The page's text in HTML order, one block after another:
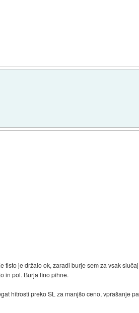
tisto je držalo ok, zaradi burje sem za vsak slučaj
in pol. Burja fino pihne.
hitrosti preko SL za manjšo ceno, vprašanje pa